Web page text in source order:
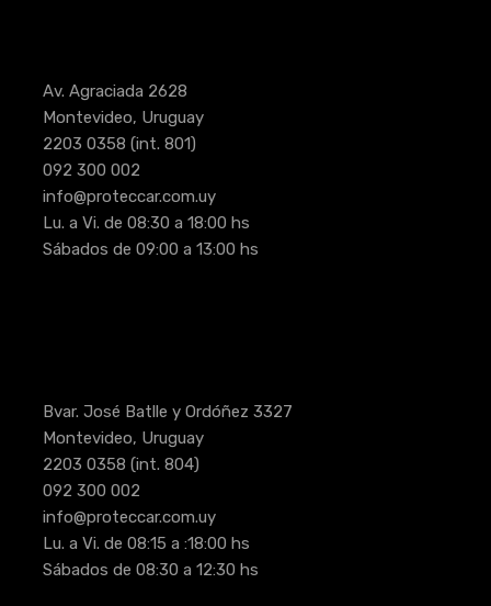
Av. Agraciada 2628
Montevideo, Uruguay
2203 0358 (int. 801)
092 300 002
info@proteccar.com.uy
Lu. a Vi. de 08:30 a 18:00 hs
Sábados de 09:00 a 13:00 hs
Bvar. José Batlle y Ordóñez 3327
Montevideo, Uruguay
2203 0358 (int. 804)
092 300 002
info@proteccar.com.uy
Lu. a Vi. de 08:15 a :18:00 hs
Sábados de 08:30 a 12:30 hs